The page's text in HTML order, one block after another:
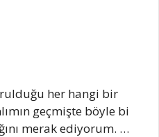
her hangi bir
geçmişte böyle bi
merak ediyorum. …